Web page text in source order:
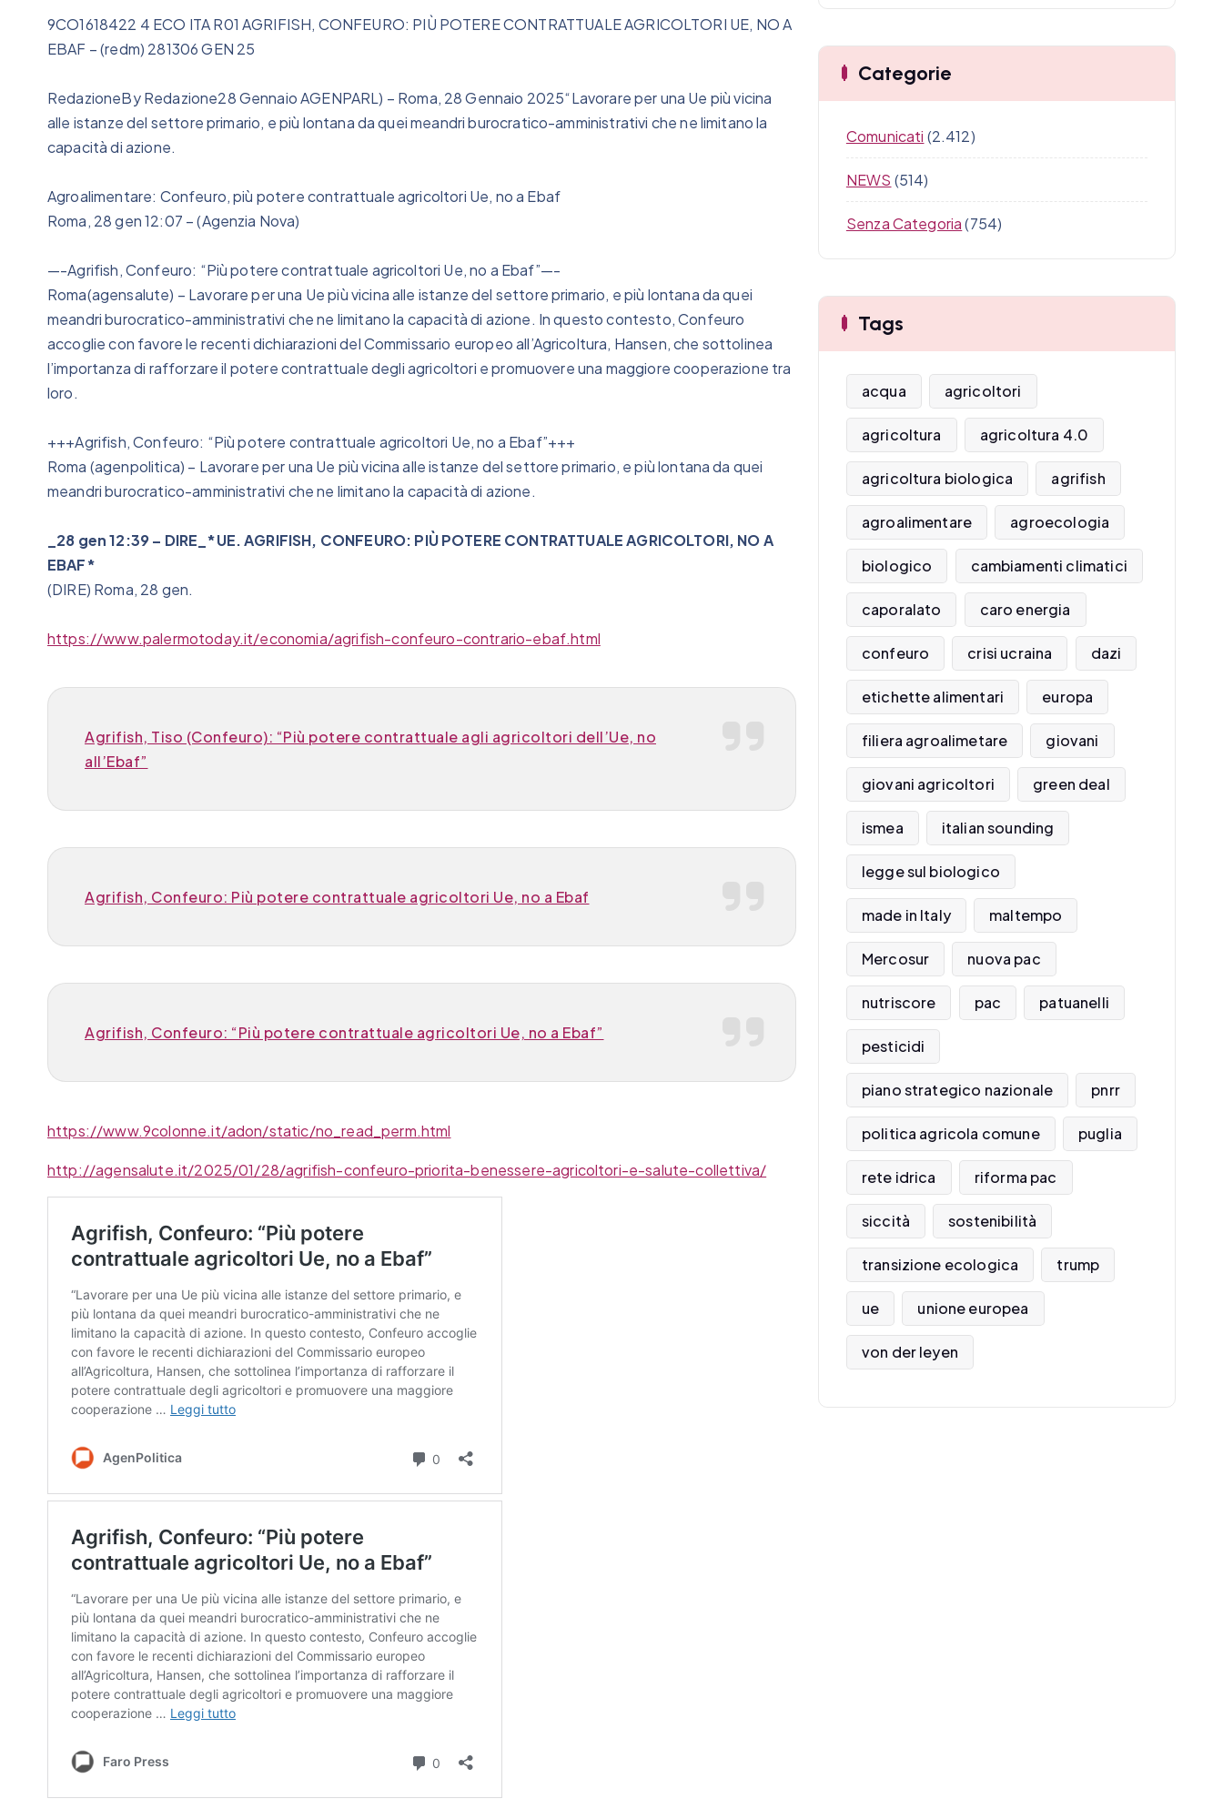
9CO1618422 4 ECO ITA R01 AGRIFISH, CONFEURO: PIÙ POTERE CONTRATTUALE AGRICOLTORI UE, NO A
EBAF – (redm) 281306 GEN 25
RedazioneBy Redazione28 Gennaio AGENPARL) – Roma, 28 Gennaio 2025“Lavorare per una Ue più vicina
alle istanze del settore primario, e più lontana da quei meandri burocratico-amministrativi che ne limitano la
capacità di azione.
Agroalimentare: Confeuro, più potere contrattuale agricoltori Ue, no a Ebaf
Roma, 28 gen 12:07 – (Agenzia Nova)
—-Agrifish, Confeuro: “Più potere contrattuale agricoltori Ue, no a Ebaf”—-
Roma(agensalute) – Lavorare per una Ue più vicina alle istanze del settore primario, e più lontana da quei
meandri burocratico-amministrativi che ne limitano la capacità di azione. In questo contesto, Confeuro
accoglie con favore le recenti dichiarazioni del Commissario europeo all’Agricoltura, Hansen, che sottolinea
l’importanza di rafforzare il potere contrattuale degli agricoltori e promuovere una maggiore cooperazione tra
loro.
+++Agrifish, Confeuro: “Più potere contrattuale agricoltori Ue, no a Ebaf”+++
Roma (agenpolitica) – Lavorare per una Ue più vicina alle istanze del settore primario, e più lontana da quei
meandri burocratico-amministrativi che ne limitano la capacità di azione.
_28 gen 12:39 – DIRE_*UE. AGRIFISH, CONFEURO: PIÙ POTERE CONTRATTUALE AGRICOLTORI, NO A
EBAF*
(DIRE) Roma, 28 gen.
https://www.palermotoday.it/economia/agrifish-confeuro-contrario-ebaf.html
Agrifish, Tiso (Confeuro): “Più potere contrattuale agli agricoltori dell’Ue, no
all’Ebaf”
Agrifish, Confeuro: Più potere contrattuale agricoltori Ue, no a Ebaf
Agrifish, Confeuro: “Più potere contrattuale agricoltori Ue, no a Ebaf”
https://www.9colonne.it/adon/static/no_read_perm.html
http://agensalute.it/2025/01/28/agrifish-confeuro-priorita-benessere-agricoltori-e-salute-collettiva/
Categorie
Comunicati (2.412)
NEWS (514)
Senza Categoria(754)
Tags
acqua agricoltori
agricoltura agricoltura 4.0
agricoltura biologica agrifish
agroalimentare agroecologia
biologico cambiamenti climatici
caporalato caro energia
confeuro crisi ucraina dazi
etichette alimentari europa
filiera agroalimetare giovani
giovani agricoltori green deal
ismea italian sounding
legge sul biologico
made in Italy maltempo
Mercosur nuova pac
nutriscore pac patuanelli
pesticidi
piano strategico nazionale pnrr
politica agricola comune puglia
rete idrica riforma pac
siccità sostenibilità
transizione ecologica trump
ue unione europea
von der leyen